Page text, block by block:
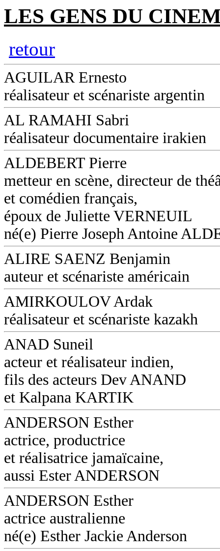
LES GENS DU
retour
AGUILAR Ernesto
réalisateur et scénariste argentin
AL RAMAHI Sabri
réalisateur documentaire irakien
ALDEBERT Pierre
metteur en scène, directeur de
et comédien français,
époux de Juliette VERNEUIL
né(e) Pierre Joseph Antoine
ALIRE SAENZ Benjamin
auteur et scénariste américain
AMIRKOULOV Ardak
réalisateur et scénariste kazakh
ANAD Suneil
acteur et réalisateur indien,
fils des acteurs Dev ANAND
et Kalpana KARTIK
ANDERSON Esther
actrice, productrice
et réalisatrice jamaïcaine,
aussi Ester ANDERSON
ANDERSON Esther
actrice australienne
né(e) Esther Jackie Anderson